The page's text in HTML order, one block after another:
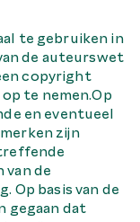
te gebruiken in
de auteurswet
copyright
te nemen.Op
en eventueel
zijn
de
Op basis van de
gegaan dat